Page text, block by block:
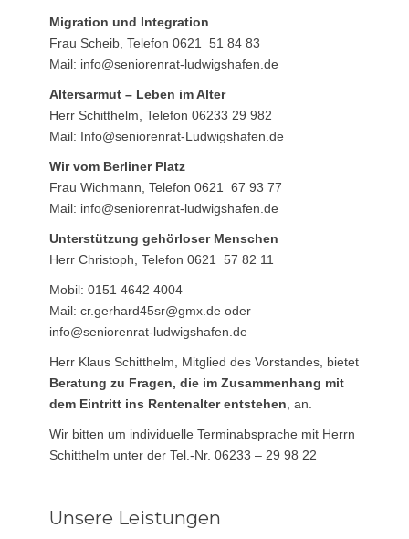
Migration und Integration
Frau Scheib, Telefon 0621 51 84 83
Mail: info@seniorenrat-ludwigshafen.de
Altersarmut – Leben im Alter
Herr Schitthelm, Telefon 06233 29 982
Mail: Info@seniorenrat-Ludwigshafen.de
Wir vom Berliner Platz
Frau Wichmann, Telefon 0621 67 93 77
Mail: info@seniorenrat-ludwigshafen.de
Unterstützung gehörloser Menschen
Herr Christoph, Telefon 0621 57 82 11
Mobil: 0151 4642 4004
Mail: cr.gerhard45sr@gmx.de oder
info@seniorenrat-ludwigshafen.de
Herr Klaus Schitthelm, Mitglied des Vorstandes, bietet
Beratung zu Fragen, die im Zusammenhang mit
dem Eintritt ins Rentenalter entstehen , an.
Wir bitten um individuelle Terminabsprache mit Herrn
Schitthelm unter der Tel.-Nr. 06233 – 29 98 22
Unsere Leistungen